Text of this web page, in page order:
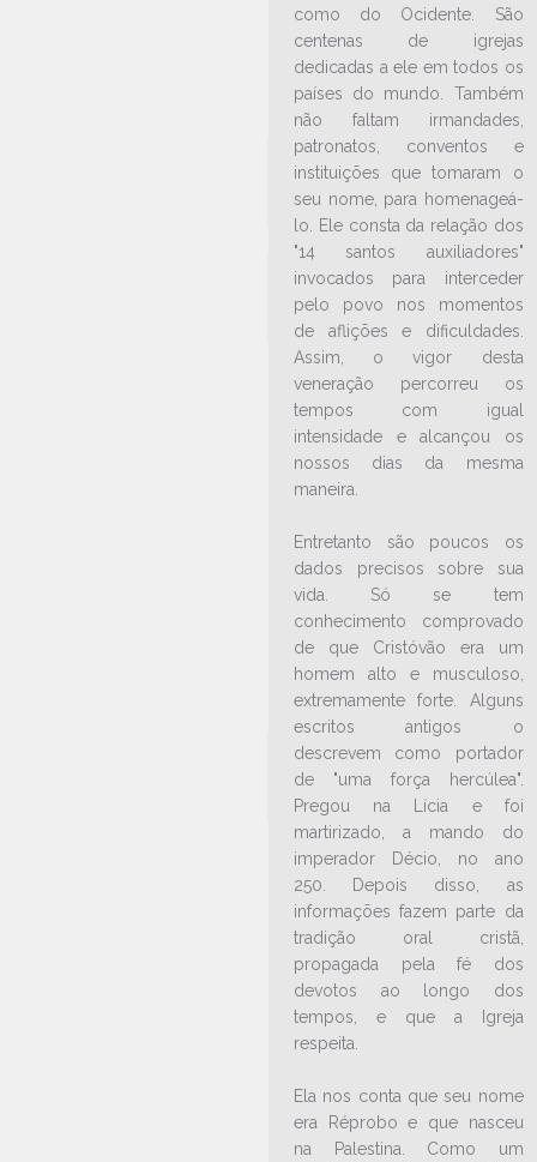
Ouça a notícia
jovens em Jaraguá do Sul
Ouça a notícia
Paróquias de Jaraguá do Sul
realizam formação de EEAE
como do Ocidente. São
centenas de igrejas
dedicadas a ele em todos os
países do mundo. Também
não faltam irmandades,
patronatos, conventos e
instituições que tomaram o
seu nome, para homenageá-
lo. Ele consta da relação dos
"14 santos auxiliadores"
invocados para interceder
pelo povo nos momentos
de aflições e dificuldades.
Assim, o vigor desta
veneração percorreu os
tempos com igual
intensidade e alcançou os
nossos dias da mesma
maneira.
Entretanto são poucos os
dados precisos sobre sua
vida. Só se tem
conhecimento comprovado
de que Cristóvão era um
homem alto e musculoso,
extremamente forte. Alguns
escritos antigos o
descrevem como portador
de "uma força hercúlea".
Pregou na Lícia e foi
martirizado, a mando do
imperador Décio, no ano
250. Depois disso, as
informações fazem parte da
tradição oral cristã,
propagada pela fé dos
devotos ao longo dos
tempos, e que a Igreja
respeita.
Ela nos conta que seu nome
era Réprobo e que nasceu
na Palestina. Como um